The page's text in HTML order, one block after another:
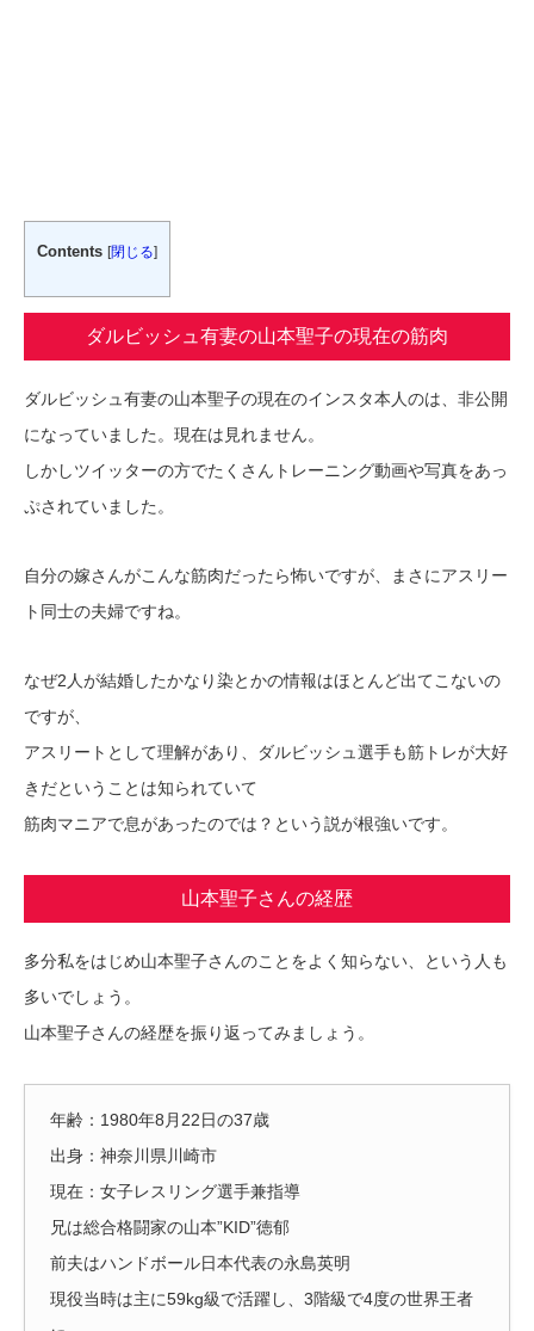
Contents [閉じる]
ダルビッシュ有妻の山本聖子の現在の筋肉
ダルビッシュ有妻の山本聖子の現在のインスタ本人のは、非公開
になっていました。現在は見れません。
しかしツイッターの方でたくさんトレーニング動画や写真をあっ
ぷされていました。
自分の嫁さんがこんな筋肉だったら怖いですが、まさにアスリー
ト同士の夫婦ですね。
なぜ2人が結婚したかなり染とかの情報はほとんど出てこないの
ですが、
アスリートとして理解があり、ダルビッシュ選手も筋トレが大好
きだということは知られていて
筋肉マニアで息があったのでは？という説が根強いです。
山本聖子さんの経歴
多分私をはじめ山本聖子さんのことをよく知らない、という人も
多いでしょう。
山本聖子さんの経歴を振り返ってみましょう。
年齢：1980年8月22日の37歳
出身：神奈川県川崎市
現在：女子レスリング選手兼指導
兄は総合格闘家の山本”KID”徳郁
前夫はハンドボール日本代表の永島英明
現役当時は主に59kg級で活躍し、3階級で4度の世界王者